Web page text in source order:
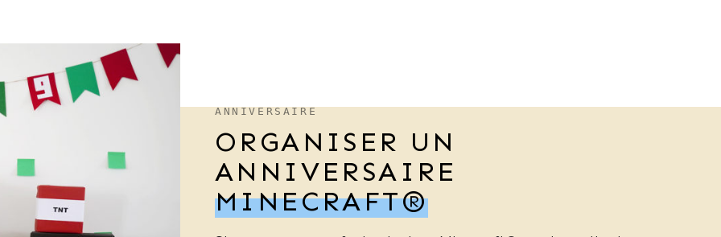
ANNIVERSAIRE
ORGANISER UN
ANNIVERSAIRE
MINECRAFT®